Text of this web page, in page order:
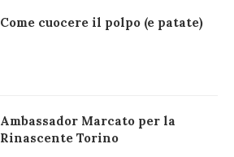
Come cuocere il polpo (e patate)
Ambassador Marcato per la
Rinascente Torino